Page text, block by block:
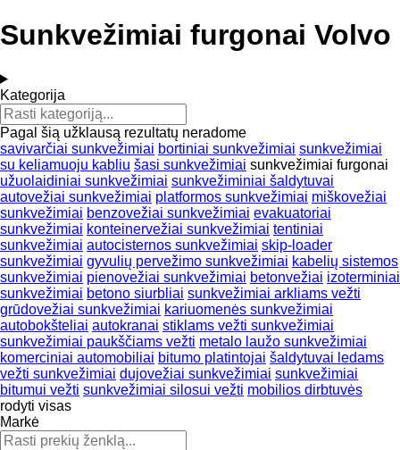
Sunkvežimiai furgonai Volvo
Kategorija
Pagal šią užklausą rezultatų neradome
savivarčiai sunkvežimiai bortiniai sunkvežimiai sunkvežimiai
su keliamuoju kabliu šasi sunkvežimiai sunkvežimiai furgonai
užuolaidiniai sunkvežimiai sunkvežiminiai šaldytuvai
autovežiai sunkvežimiai platformos sunkvežimiai miškovežiai
sunkvežimiai benzovežiai sunkvežimiai evakuatoriai
sunkvežimiai konteinervežiai sunkvežimiai tentiniai
sunkvežimiai autocisternos sunkvežimiai skip-loader
sunkvežimiai gyvulių pervežimo sunkvežimiai kabelių sistemos
sunkvežimiai pienovežiai sunkvežimiai betonvežiai izoterminiai
sunkvežimiai betono siurbliai sunkvežimiai arkliams vežti
grūdovežiai sunkvežimiai kariuomenės sunkvežimiai
autobokšteliai autokranai stiklams vežti sunkvežimiai
sunkvežimiai paukščiams vežti metalo laužo sunkvežimiai
komerciniai automobiliai bitumo platintojai šaldytuvai ledams
vežti sunkvežimiai dujovežiai sunkvežimiai sunkvežimiai
bitumui vežti sunkvežimiai silosui vežti mobilios dirbtuvės
rodyti visas
Markė